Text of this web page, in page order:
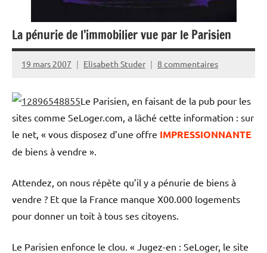
La pénurie de l’immobilier vue par le Parisien
19 mars 2007 Elisabeth Studer 8 commentaires
Le Parisien, en faisant de la pub pour les
sites comme SeLoger.com, a lâché cette information : sur
le net, « vous disposez d’une offre IMPRESSIONNANTE
de biens à vendre ».
Attendez, on nous répète qu’il y a pénurie de biens à
vendre ? Et que la France manque X00.000 logements
pour donner un toit à tous ses citoyens.
Le Parisien enfonce le clou. « Jugez-en : SeLoger, le site